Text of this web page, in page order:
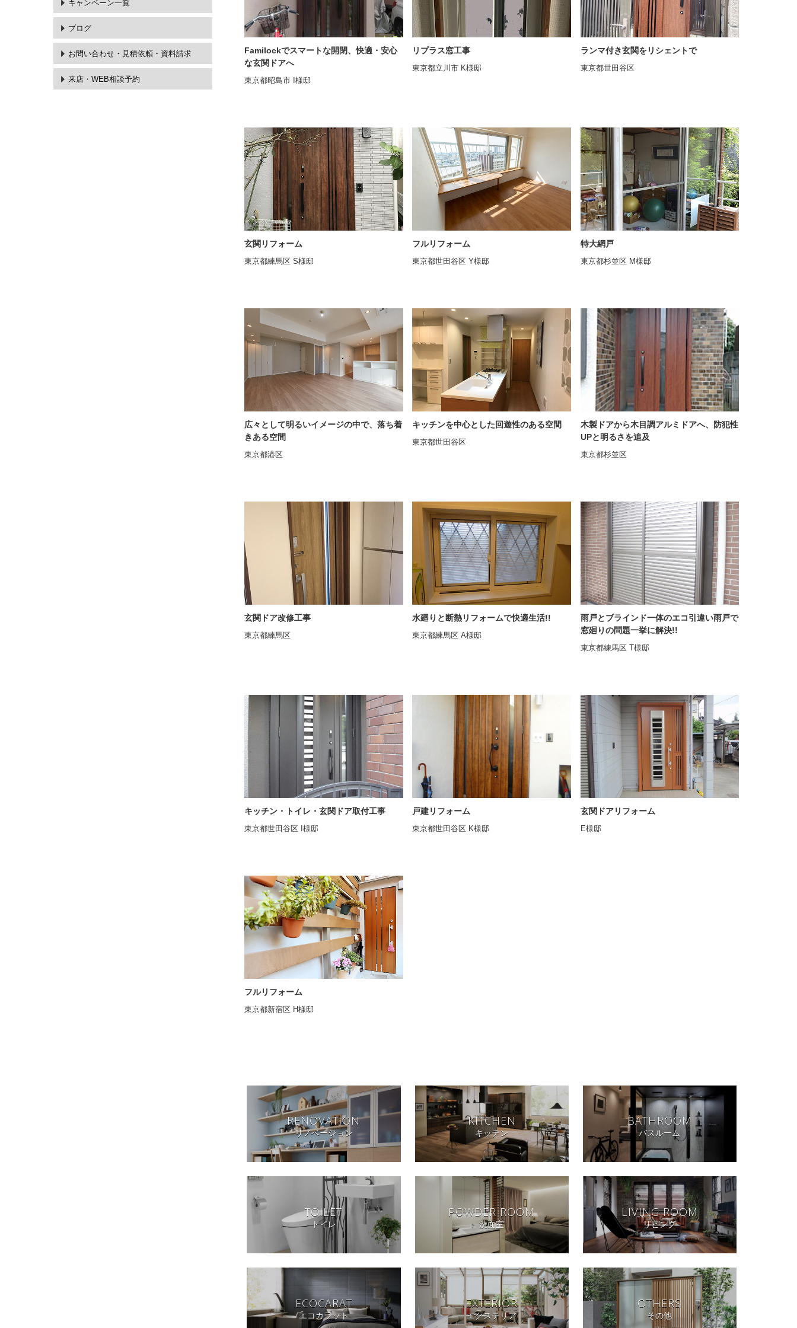
キャンペーン一覧
ブログ
お問い合わせ・ 見積依頼・資料請求
来店・WEB相談予約
Familockでスマートな開閉、快適・安心
な玄関ドアへ
東京都昭島市 I様邸
リプラス窓工事
東京都立川市 K様邸
ランマ付き玄関をリシェントで
東京都世田谷区
玄関リフォーム
東京都練馬区 S様邸
フルリフォーム
東京都世田谷区 Y様邸
特大網戸
東京都杉並区 M様邸
広々として明るいイメージの中で、落ち着
きある空間
東京都港区
キッチンを中心とした回遊性のある空間
東京都世田谷区
木製ドアから木目調アルミドアへ、防犯性
UPと明るさを追及
東京都杉並区
玄関ドア改修工事
東京都練馬区
水廻りと断熱リフォームで快適生活!!
東京都練馬区 A様邸
雨戸とブラインド一体のエコ引違い雨戸で
窓廻りの問題一挙に解決!!
東京都練馬区 T様邸
キッチン・トイレ・玄関ドア取付工事
東京都世田谷区 I様邸
戸建リフォーム
東京都世田谷区 K様邸
玄関ドアリフォーム
E様邸
フルリフォーム
東京都新宿区 H様邸
RENOVATION
リノベーション
KITCHEN
キッチン
BATHROOM
バスルーム
TOILET
トイレ
POWDER ROOM
洗面室
LIVING ROOM
リビング
ECOCARAT
エコカラット
EXTERIOR
エクステリア
OTHERS
その他